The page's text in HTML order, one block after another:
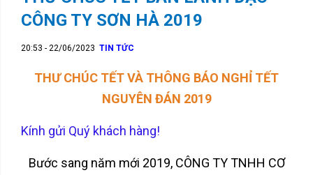
CÔNG TY SƠN HÀ 2019
20:53 - 22/06/2023 TIN TỨC
THƯ CHÚC TẾT VÀ THÔNG BÁO NGHỈ TẾT
NGUYÊN ĐÁN 2019
Kính gửi Quý khách hàng!
Bước sang năm mới 2019, CÔNG TY TNHH CƠ